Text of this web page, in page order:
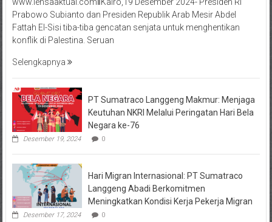
Prabowo Subianto dan Presiden Republik Arab Mesir Abdel
Fattah El-Sisi tiba-tiba gencatan senjata untuk menghentikan
konflik di Palestina. Seruan
Selengkapnya
PT Sumatraco Langgeng Makmur: Menjaga
Keutuhan NKRI Melalui Peringatan Hari Bela
Negara ke-76
Desember 19, 2024 0
Hari Migran Internasional: PT Sumatraco
Langgeng Abadi Berkomitmen
Meningkatkan Kondisi Kerja Pekerja Migran
Desember 17, 2024 0